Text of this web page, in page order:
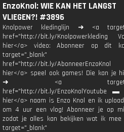
EnzoKnol: WIE KAN HET LANGST
VLIEGEN?! #3896
Knolpower kledinglijn ➜ <a
href="http://bit.ly/Knolpowerkleding
hier</a> video: Abonneer op dit
target="_blank"
href="http://bit.ly/
hier</a> speel ook games! Die kan je
➜ <a
href="http://bit.ly/EnzoKnolYoutube ▬
hier</a> naam is Enzo Knol en ik
om 4 uur een vlog! Abonneer je op
zodat je alles kan bekijken wat ik mee
target="_blank"